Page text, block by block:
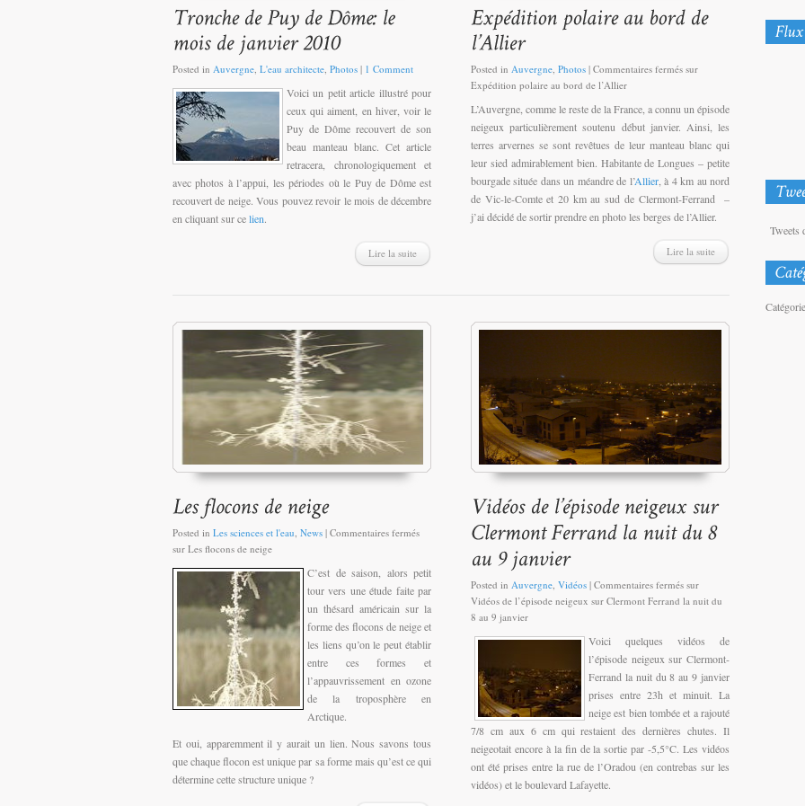
Posted in Auvergne, L'eau architecte, Photos | 1 Comment
Voici un petit article illustré pour
ceux qui aiment, en hiver, voir le
Puy de Dôme recouvert de son
beau manteau blanc. Cet article
retracera, chronologiquement et
avec photos à l’appui, les périodes où le Puy de Dôme est
recouvert de neige. Vous pouvez revoir le mois de décembre
en cliquant sur celien.
Lire la suite
Posted in Auvergne, Photos | Commentaires fermés sur
Expédition polaire au bord de l’Allier
L’Auvergne, comme le reste de la France, a connu un épisode
neigeux particulièrement soutenu début janvier. Ainsi, les
terres arvernes se sont revêtues de leur manteau blanc qui
leur sied admirablement bien. Habitante de Longues – petite
bourgade située dans un méandre de l’Allier, à 4 km au nord
de Vic-le-Comte et 20 km au sud de Clermont-Ferrand –
j’ai décidé de sortir prendre en photo les berges de l’Allier.
Lire la suite
Posted in Les sciences et l'eau, News | Commentaires fermés
sur Les flocons de neige
C’est de saison, alors petit
tour vers une étude faite par
un thésard américain sur la
forme des flocons de neige et
les liens qu’on le peut établir
entre ces formes et
l’appauvrissement en ozone
de la troposphère en
Arctique.
Et oui, apparemment il y aurait un lien. Nous savons tous
que chaque flocon est unique par sa forme mais qu’est ce qui
détermine cette structure unique ?
Posted in Auvergne Vidéos | Commentaires fermés sur
Vidéos de l’épisode neigeux sur Clermont Ferrand la nuit du
8 au 9 janvier
Voici quelques vidéos de
l’épisode neigeux sur Clermont-
Ferrand la nuit du 8 au 9 janvier
prises entre 23h et minuit. La
neige est bien tombée et a rajouté
7/8 cm aux 6 cm qui restaient des dernières chutes. Il
neigeotait encore à la fin de la sortie par -5,5°C. Les vidéos
ont été prises entre la rue de l’Oradou (en contrebas sur les
vidéos) et le boulevard Lafayette.
Tweets